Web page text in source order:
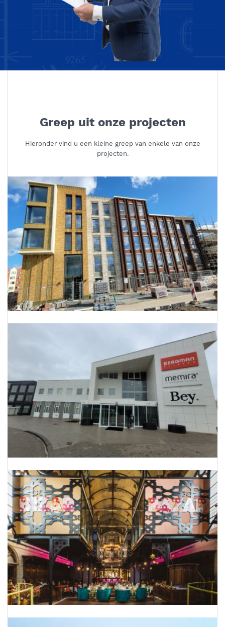
Greep uit onze projecten
Hieronder vind u een kleine greep van enkele van onze
projecten.